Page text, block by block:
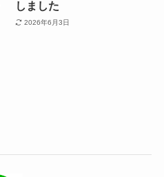
しました
2026年6月3日